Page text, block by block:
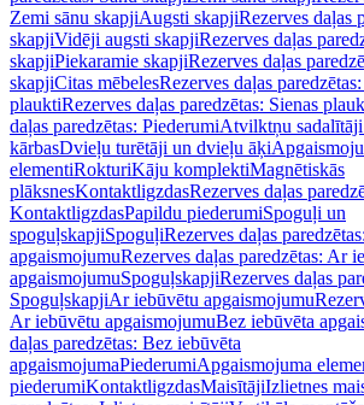
Zemi sānu skapjiAugsti skapjiRezerves daļas
skapjiVidēji augsti skapjiRezerves daļas
skapjiPiekaramie skapjiRezerves daļas
skapjiCitas mēbelesRezerves daļas
plauktiRezerves daļas paredzētas: Sienas
daļas paredzētas: PiederumiAtvilktņu sadalītāji
kārbasDvieļu turētāji un dvieļu āķi
elementiRokturiKāju komplektiMagnētiskās
plāksnesKontaktligzdasRezerves daļas
KontaktligzdasPapildu piederumiSpoguļi un
spoguļskapjiSpoguļiRezerves daļas
apgaismojumuRezerves daļas paredzētas: Ar
apgaismojumuSpoguļskapjiRezerves daļas
SpoguļskapjiAr iebūvētu apgaismojumu
Ar iebūvētu apgaismojumuBez iebūvēta
daļas paredzētas: Bez iebūvēta
apgaismojumaPiederumiApgaismojuma
piederumiKontaktligzdasMaisītājiIzlietnes